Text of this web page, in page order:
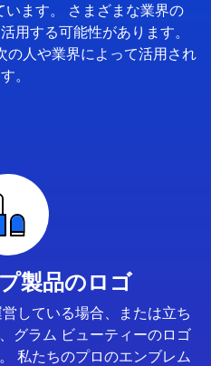
ます。 さまざまな業界の
用する可能性があります。
の人や業界によって活用され
。
製品のロゴ
している場合、または立ち
グラム ビューティーのロゴ
私たちのプロのエンブレム